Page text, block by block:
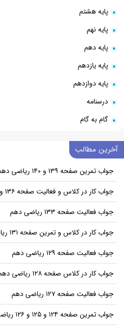
پایه هشتم
پایه نهم
پایه دهم
پایه یازدهم
پایه دوازدهم
درسنامه
گام به گام
آخرین مطالب
جواب تمرین صفحه ۱۳۹ و ۱۴۰ ریاضی دهم
جواب کار در کلاس و فعالیت صفحه ۱۳۶ و ۱۳۷ و ۱۳۸ ریاضی دهم
جواب فعالیت صفحه ۱۳۳ ریاضی دهم
جواب کار در کلاس و تمرین صفحه ۱۳۱ ریاضی دهم
جواب فعالیت صفحه ۱۲۹ ریاضی دهم
جواب کار در کلاس صفحه ۱۲۸ ریاضی دهم
جواب فعالیت صفحه ۱۲۷ ریاضی دهم
جواب تمرین صفحه ۱۲۴ و ۱۲۵ و ۱۲۶ ریاضی دهم